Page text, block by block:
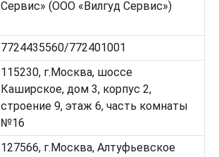
Сервис» (ООО «Вилгуд Сервис»)
7724435560/772401001
115230, г.Москва, шоссе
Каширское, дом 3, корпус 2,
строение 9, этаж 6, часть комнаты
№16
127566, г.Москва, Алтуфьевское